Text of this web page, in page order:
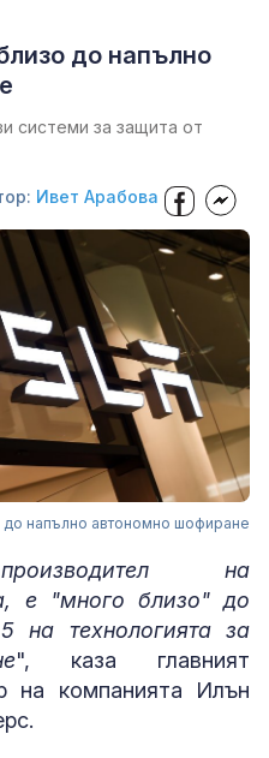
до напълно
системи за защита от
Ивет Арабова
напълно автономно шофиране
на
е "много близо" до
на технологията за
", каза главният
на компанията Илън